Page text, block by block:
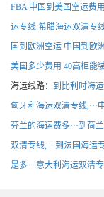
FBA 中国到美国空运费用
运专线 希腊海运双清专
国到欧洲空运 中国到欧
美国多少费用 40高柜能
海运线路： 到比利时海运
匈牙利海运双清专线,···
芬兰的海运费多···到荷
双清专线,···到法国海运
是多···意大利海运双清专